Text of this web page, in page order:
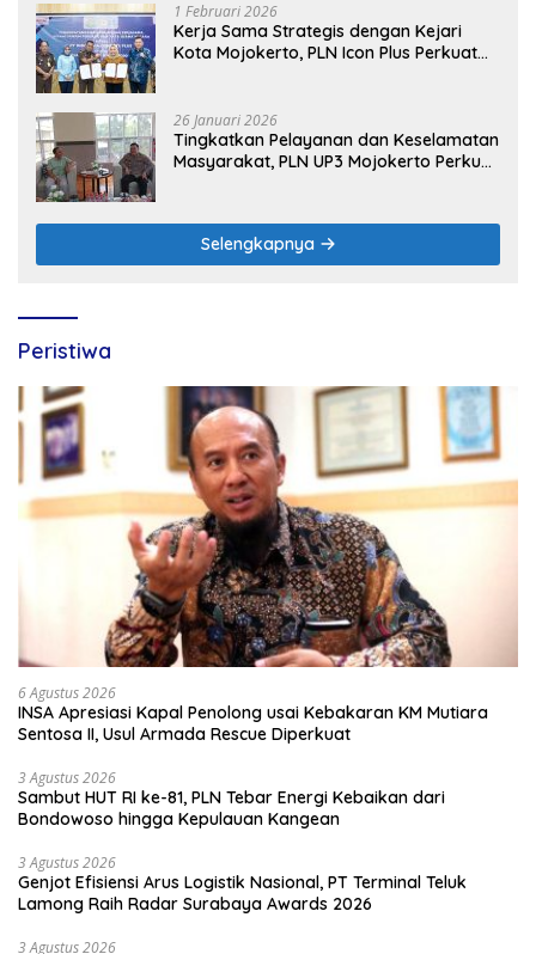
1 Februari 2026
Kerja Sama Strategis dengan Kejari
Kota Mojokerto, PLN Icon Plus Perkuat
26 Januari 2026
Tingkatkan Pelayanan dan Keselamatan
Masyarakat, PLN UP3 Mojokerto Perkuat
Selengkapnya
Peristiwa
6 Agustus 2026
INSA Apresiasi Kapal Penolong usai Kebakaran KM Mutiara
Sentosa II, Usul Armada Rescue Diperkuat
3 Agustus 2026
Sambut HUT RI ke-81, PLN Tebar Energi Kebaikan dari
Bondowoso hingga Kepulauan Kangean
3 Agustus 2026
Genjot Efisiensi Arus Logistik Nasional, PT Terminal Teluk
Lamong Raih Radar Surabaya Awards 2026
3 Agustus 2026